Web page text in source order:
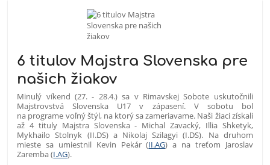
6 titulov Majstra Slovenska pre
našich žiakov
Minulý víkend (27. - 28.4.) sa v Rimavskej Sobote uskutočnili
Majstrovstvá Slovenska U17 v zápasení. V sobotu bol
na programe voľný štýl, na ktorý sa zameriavame. Naši žiaci získali
až 4 tituly Majstra Slovenska - Michal Zavacký, Illia Shketyk,
Mykhailo Stolnyk (II.DS) a Nikolaj Szilagyi (I.DS). Na druhom
mieste sa umiestnil Kevin Pekár (II.AG) a na treťom Jaroslav
Zaremba (I.AG).